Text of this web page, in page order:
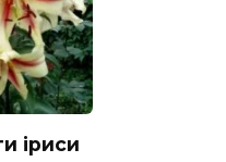
іриси